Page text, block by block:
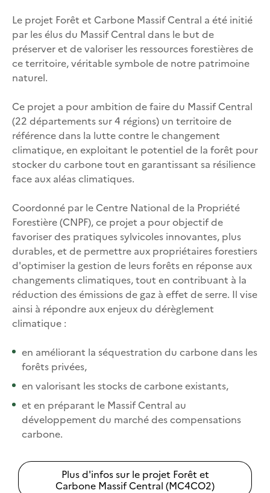
Le projet Forêt et Carbone Massif Central a été initié
par les élus du Massif Central dans le but de
préserver et de valoriser les ressources forestières de
ce territoire, véritable symbole de notre patrimoine
naturel.
Ce projet a pour ambition de faire du Massif Central
(22 départements sur 4 régions) un territoire de
référence dans la lutte contre le changement
climatique, en exploitant le potentiel de la forêt pour
stocker du carbone tout en garantissant sa résilience
face aux aléas climatiques.
Coordonné par le Centre National de la Propriété
Forestière (CNPF), ce projet a pour objectif de
favoriser des pratiques sylvicoles innovantes, plus
durables, et de permettre aux propriétaires forestiers
d'optimiser la gestion de leurs forêts en réponse aux
changements climatiques, tout en contribuant à la
réduction des émissions de gaz à effet de serre. Il vise
ainsi à répondre aux enjeux du dérèglement
climatique :
en améliorant la séquestration du carbone dans les
forêts privées,
en valorisant les stocks de carbone existants,
et en préparant le Massif Central au
développement du marché des compensations
carbone.
Plus d'infos sur le projet Forêt et
Carbone Massif Central (MC4CO2)